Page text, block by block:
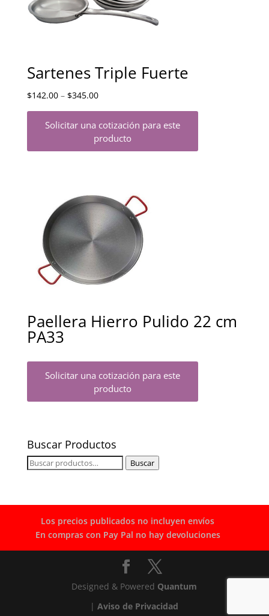
Sartenes Triple Fuerte
$142.00– $345.00
Solicitar una cotización para este
producto
Paellera Hierro Pulido 22 cm
PA33
Solicitar una cotización para este
producto
Buscar Productos
Buscar
Buscar
Los precios publicados no incluyen envíos
En compras con Pay Pal no hay devoluciones
Designed & Powered Quantum
|Aviso de Privacidad